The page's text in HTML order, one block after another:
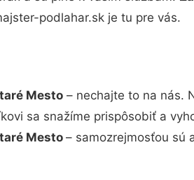
podlahar.sk je tu pre vás.
Mesto – nechajte to na nás.
sa snažíme prispôsobiť a
Mesto – samozrejmosťou sú